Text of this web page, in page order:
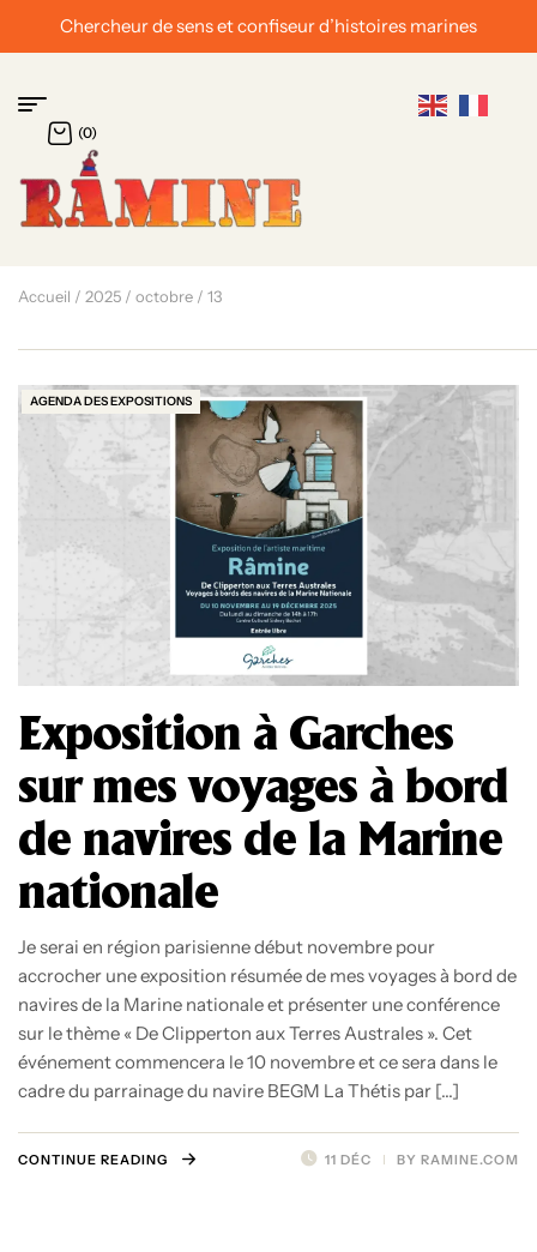
Chercheur de sens et confiseur d’histoires marines
(0)
Accueil / 2025 / octobre / 13
AGENDA DES EXPOSITIONS
Exposition à Garches
sur mes voyages à bord
de navires de la Marine
nationale
Je serai en région parisienne début novembre pour
accrocher une exposition résumée de mes voyages à bord de
navires de la Marine nationale et présenter une conférence
sur le thème « De Clipperton aux Terres Australes ». Cet
événement commencera le 10 novembre et ce sera dans le
cadre du parrainage du navire BEGM La Thétis par […]
11 DÉC BY RAMINE.COM
CONTINUE READING